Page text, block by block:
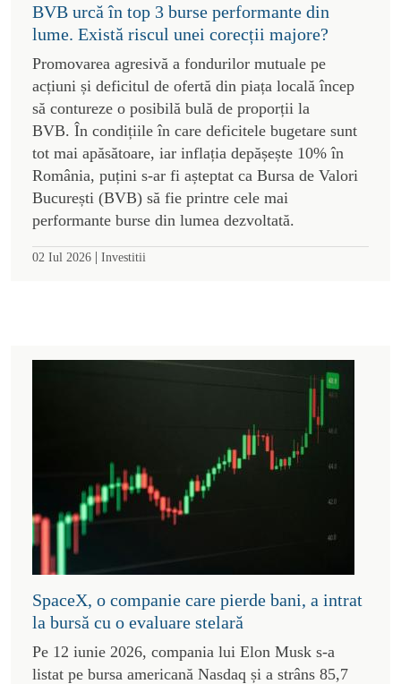
BVB urcă în top 3 burse performante din
lume. Există riscul unei corecții majore?
Promovarea agresivă a fondurilor mutuale pe
acțiuni și deficitul de ofertă din piața locală încep
să contureze o posibilă bulă de proporții la
BVB. În condițiile în care deficitele bugetare sunt
tot mai apăsătoare, iar inflația depășește 10% în
România, puțini s-ar fi așteptat ca Bursa de Valori
București (BVB) să fie printre cele mai
performante burse din lumea dezvoltată.
02 Iul 2026 | Investitii
SpaceX, o companie care pierde bani, a intrat
la bursă cu o evaluare stelară
Pe 12 iunie 2026, compania lui Elon Musk s-a
listat pe bursa americană Nasdaq și a strâns 85,7